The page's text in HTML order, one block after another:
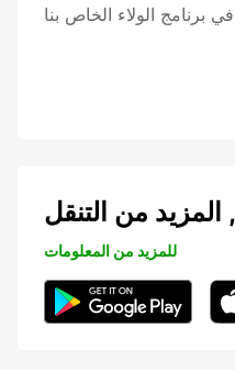
برنامج الولاء الخاص بنا
المزيد من التنقل
للمزيد من المعلومات